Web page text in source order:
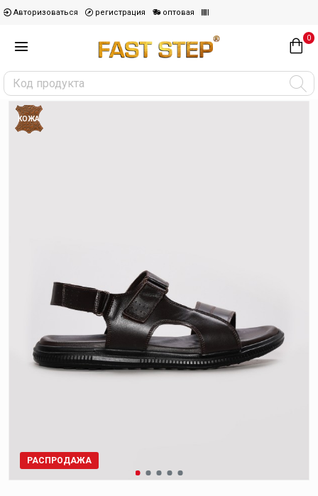
Авторизоваться регистрация оптовая
0
КОЖА
РАСПРОДАЖА